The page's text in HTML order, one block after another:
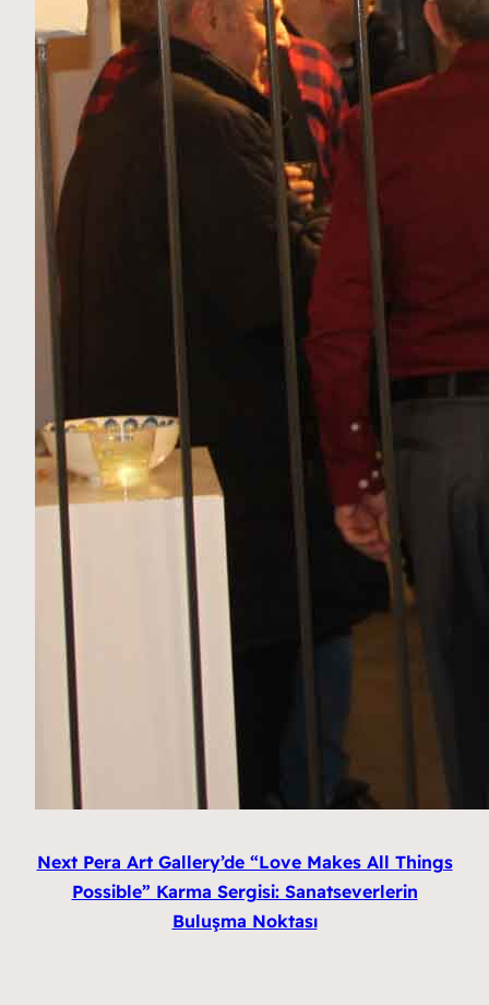
Next Pera Art Gallery’de “Love Makes All Things
Possible” Karma Sergisi: Sanatseverlerin
Buluşma Noktası